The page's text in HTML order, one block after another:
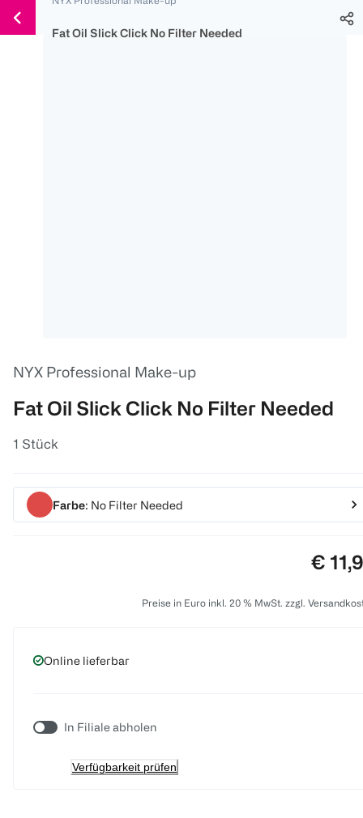
150 Ös
300 Ös
500 Ös
Weiter
zum
Fat Oil Slick Click No Filter Needed
NYX Professional Make-up
Fat Oil Slick Click No Filter Needed
1 Stück
Farbe: No Filter Needed
Preis:
€
Preise in Euro inkl. 20 % MwSt. zzgl.
Online lieferbar
In Filiale abholen
Verfügbarkeit prüfen